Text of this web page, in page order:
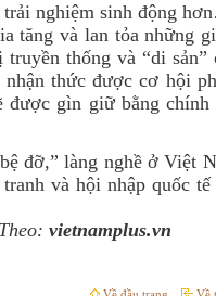
nghiệm sinh động
tăng và lan tỏa những
thống và “di
thức được cơ hội
được gìn giữ bằng
đỡ,” làng nghề ở Việt
và hội nhập quốc
Theo: vietnamplus.vn